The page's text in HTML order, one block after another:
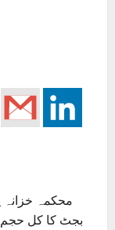
محکمہ